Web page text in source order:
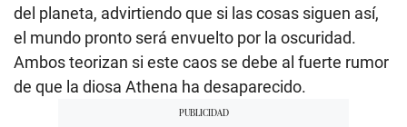
del planeta, advirtiendo que si las cosas siguen así,
el mundo pronto será envuelto por la oscuridad.
Ambos teorizan si este caos se debe al fuerte rumor
de que la diosa Athena ha desaparecido.